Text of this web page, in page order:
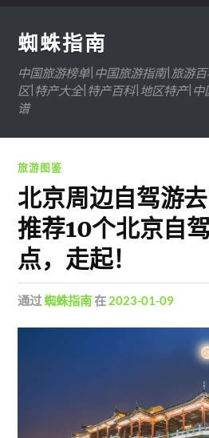
蜘蛛指南
中国旅游榜单|中国旅游指南|旅游
区|特产大全|特产百科|地区特产|中
谱
旅游图鉴
北京周边自驾游去
推荐10个北京自
点，走起！
通过蜘蛛指南在 2023-01-09